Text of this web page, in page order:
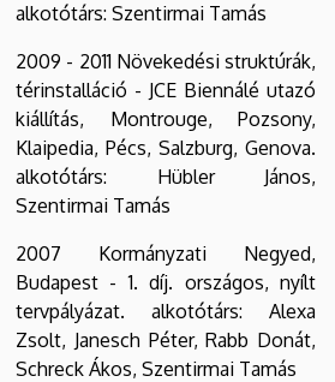
alkotótárs: Szentirmai Tamás
2009 - 2011 Növekedési struktúrák,
térinstalláció - JCE Biennálé utazó
kiállítás, Montrouge, Pozsony,
Klaipedia, Pécs, Salzburg, Genova.
alkotótárs: Hübler János,
Szentirmai Tamás
2007 Kormányzati Negyed,
Budapest - 1. díj. országos, nyílt
tervpályázat. alkotótárs: Alexa
Zsolt, Janesch Péter, Rabb Donát,
Schreck Ákos, Szentirmai Tamás